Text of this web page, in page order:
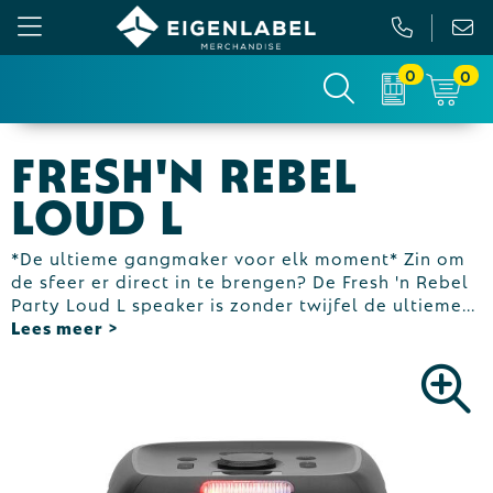
Gezichtsmaskers en mondkapjes
Werkkleding
Sportkleding & Teamwear
T-Shirts
Sweaters
Relatiepakketten
Tassen
Anti-stress
Bidons en Sportflessen
Elektronica, Gadgets en USB
Huis, Tuin en Keuken
Custom made picknickkleed
Custom made sokken
Sportkratten & bidons
Custom-made paraplu
Custom-made hesjes
Custom-made feestartikelen
Custom-made riemen
Binnenreclame
Buitenreclame
Vlaggen
Beurs & Presentatie
Drukwerk
0 0
Fresh'n Rebel
Loud L
*De ultieme gangmaker voor elk moment* Zin om
de sfeer er direct in te brengen? De Fresh 'n Rebel
Party Loud L speaker is zonder twijfel de ultieme